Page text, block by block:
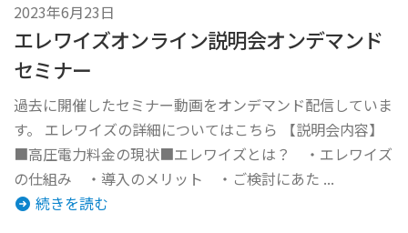
2023年6月23日
エレワイズオンライン説明会オンデマンド
セミナー
過去に開催したセミナー動画をオンデマンド配信していま
す。 エレワイズの詳細についてはこちら 【説明会内容】
■高圧電力料金の現状■エレワイズとは？ ・エレワイズ
の仕組み ・導入のメリット ・ご検討にあた ...
続きを読む